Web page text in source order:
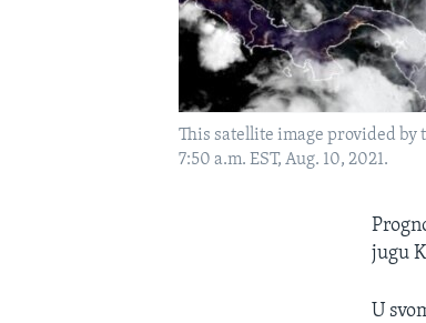
This satellite image provided by
7:50 a.m. EST, Aug. 10, 2021.
jugu
U